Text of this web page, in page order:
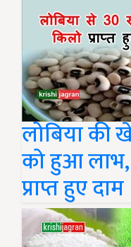
लोबिया की
को हुआ लाभ,
प्राप्त हुए दाम